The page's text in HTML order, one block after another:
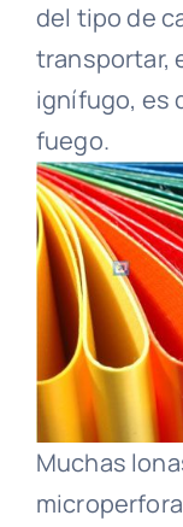
del tipo de
transportar,
ignífugo, es
fuego.
Muchas